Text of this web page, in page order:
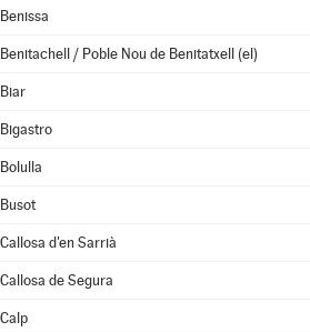
Benissa
Benitachell / Poble Nou de Benitatxell (el)
Biar
Bigastro
Bolulla
Busot
Callosa d'en Sarrià
Callosa de Segura
Calp